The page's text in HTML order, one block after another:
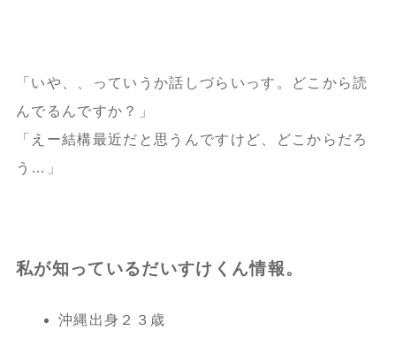
「いや、、っていうか話しづらいっす。どこから読
んでるんですか？」
「えー結構最近だと思うんですけど、どこからだろ
う…」
私が知っているだいすけくん情報。
沖縄出身２３歳